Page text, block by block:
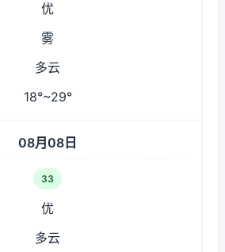
优
雾
多云
18°~29°
08月08日
33
优
多云